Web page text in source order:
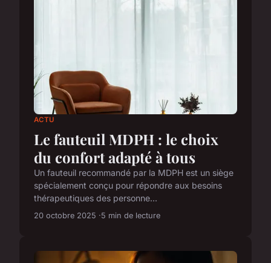
ACTU
Le fauteuil MDPH : le choix
du confort adapté à tous
Un fauteuil recommandé par la MDPH est un siège
spécialement conçu pour répondre aux besoins
thérapeutiques des personne...
20 octobre 2025 5 min de lecture